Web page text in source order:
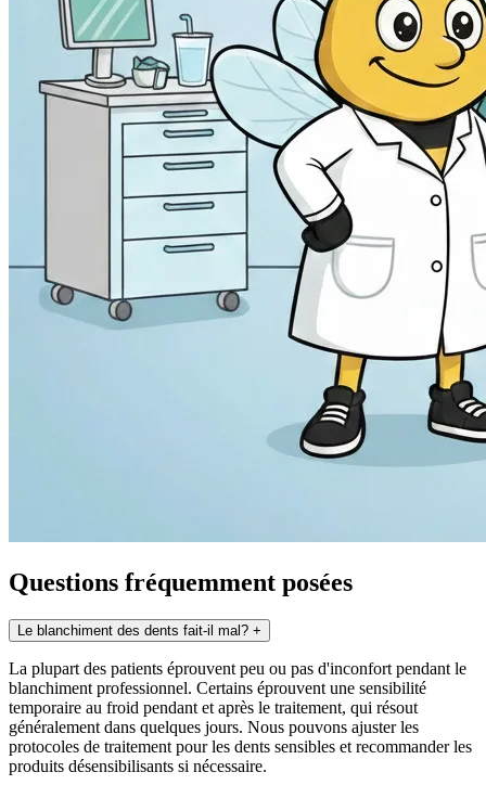
Questions fréquemment posées
Le blanchiment des dents fait-il mal? +
La plupart des patients éprouvent peu ou pas d'inconfort pendant le
blanchiment professionnel. Certains éprouvent une sensibilité
temporaire au froid pendant et après le traitement, qui résout
généralement dans quelques jours. Nous pouvons ajuster les
protocoles de traitement pour les dents sensibles et recommander les
produits désensibilisants si nécessaire.